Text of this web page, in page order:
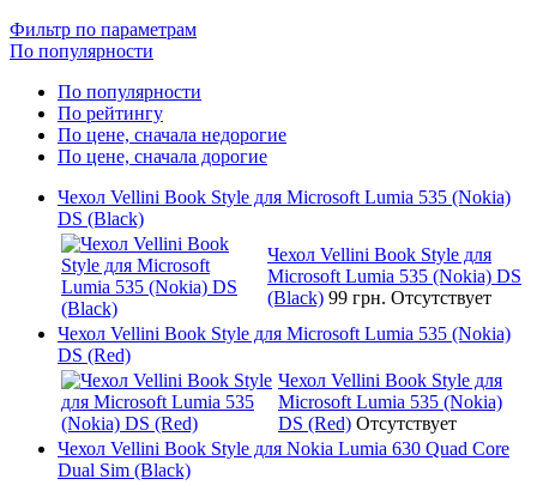
Фильтр по параметрам
По популярности
По популярности
По рейтингу
По цене, сначала недорогие
По цене, сначала дорогие
Чехол Vellini Book Style для Microsoft Lumia 535 (Nokia)
DS (Black)
Чехол Vellini Book Style для
Microsoft Lumia 535 (Nokia) DS
(Black) 99 грн. Отсутствует
Чехол Vellini Book Style для Microsoft Lumia 535 (Nokia)
DS (Red)
Чехол Vellini Book Style для
Microsoft Lumia 535 (Nokia)
DS (Red) Отсутствует
Чехол Vellini Book Style для Nokia Lumia 630 Quad Core
Dual Sim (Black)